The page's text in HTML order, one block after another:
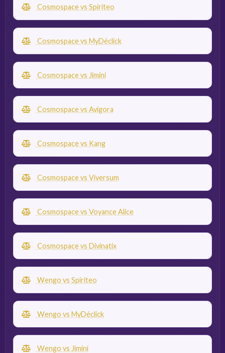
Cosmospace vs Spiriteo
Cosmospace vs MyDéclick
Cosmospace vs Jimini
Cosmospace vs Avigora
Cosmospace vs Kang
Cosmospace vs Viversum
Cosmospace vs Voyance Alice
Cosmospace vs Divinatix
Wengo vs Spiriteo
Wengo vs MyDéclick
Wengo vs Jimini